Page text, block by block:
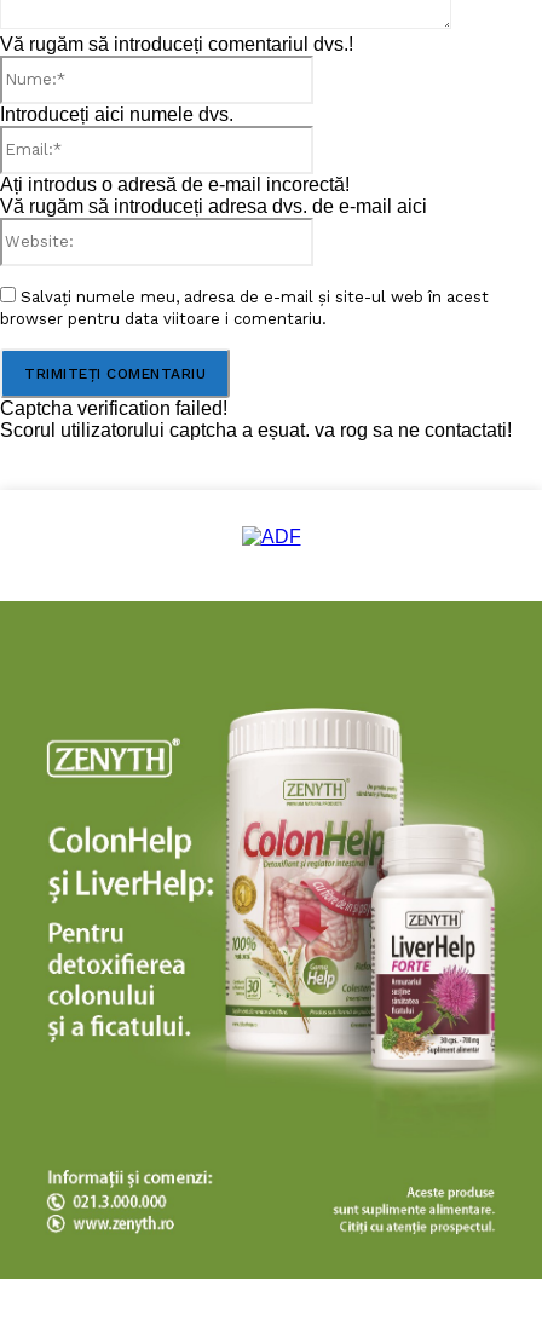
Vă rugăm să introduceți comentariul dvs.!
Introduceți aici numele dvs.
Ați introdus o adresă de e-mail incorectă!
Vă rugăm să introduceți adresa dvs. de e-mail aici
Salvați numele meu, adresa de e-mail și site-ul web în acest
browser pentru data viitoare i comentariu.
Captcha verification failed!
Scorul utilizatorului captcha a eșuat. va rog sa ne contactati!